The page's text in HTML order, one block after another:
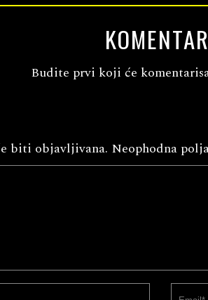
Budite prvi koji će
biti objavljivana. Neophodna